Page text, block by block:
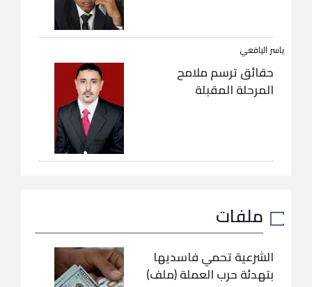
ياسر اليافعي
حقائق ترسم ملامح
المرحلة المقبلة
ملفات
الشرعية تحمي فاسديها
بتهدئة حرب العملة (ملف)